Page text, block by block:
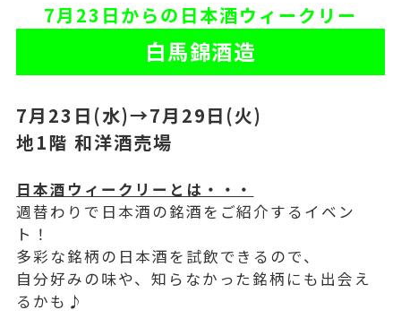
7月23日からの日本酒ウィークリー
白馬錦酒造
7月23日(水)→7月29日(火)
地1階 和洋酒売場
日本酒ウィークリーとは・・・
週替わりで日本酒の銘酒をご紹介するイベン
ト！
多彩な銘柄の日本酒を試飲できるので、
自分好みの味や、知らなかった銘柄にも出会え
るかも♪